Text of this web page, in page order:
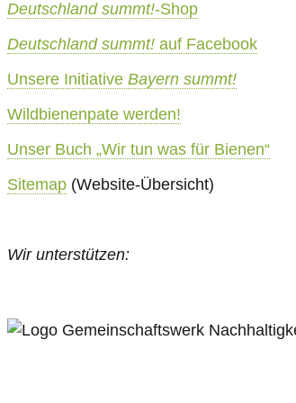
Deutschland summt!-Shop
Deutschland summt! auf Facebook
Unsere InitiativeBayern summt!
Wildbienenpate werden!
Unser Buch „Wir tun was für Bienen“
Sitemap (Website-Übersicht)
Wir unterstützen: